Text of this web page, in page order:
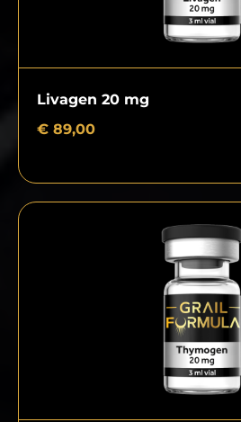
Livagen 20 mg
€ 89,00